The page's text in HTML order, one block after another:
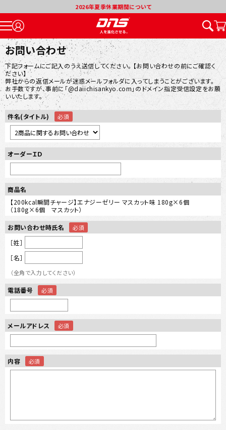
2026年夏季休業期間について
お問い合わせ
下記フォームにご記入のうえ送信してください。 【お問い合わせの前にご確認く
ださい】
弊社からの返信メールが迷惑メールフォルダに入ってしまうことがございます。
お手数ですが、事前に「@daiichisankyo.com」のドメイン指定受信設定をお願
いいたします。
件名(タイトル)
オーダーＩＤ
商品名
【200kcal瞬間チャージ】エナジーゼリー マスカット味 180g×6個
（180g×6個 マスカット）
お問い合わせ時氏名
［姓］
［名］
（全角で入力してください）
電話番号
メールアドレス
内容